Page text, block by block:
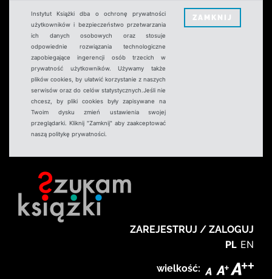
Instytut Książki dba o ochronę prywatności
użytkowników i bezpieczeństwo przetwarzania
ich danych osobowych oraz stosuje
odpowiednie rozwiązania technologiczne
zapobiegające ingerencji osób trzecich w
prywatność użytkowników. Używamy także
plików cookies, by ułatwić korzystanie z naszych
serwisów oraz do celów statystycznych.Jeśli nie
chcesz, by pliki cookies były zapisywane na
Twoim dysku zmień ustawienia swojej
przeglądarki. Kliknij "Zamknij" aby zaakceptować
naszą politykę prywatności.
ZAMKNIJ
ZAREJESTRUJ / ZALOGUJ
PL EN
wielkość: